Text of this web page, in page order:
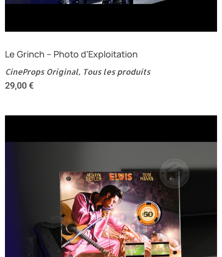
Le Grinch – Photo d’Exploitation
CineProps Original, Tous les produits
29,00€